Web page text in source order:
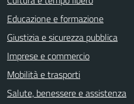
Educazione e formazione
Giustizia e sicurezza pubblica
Imprese e commercio
Mobilità e trasporti
Salute, benessere e assistenza